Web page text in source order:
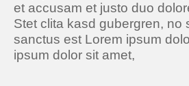
et accusam et justo duo
Stet clita kasd gubergren, no
sanctus est Lorem ipsum
ipsum dolor sit amet,